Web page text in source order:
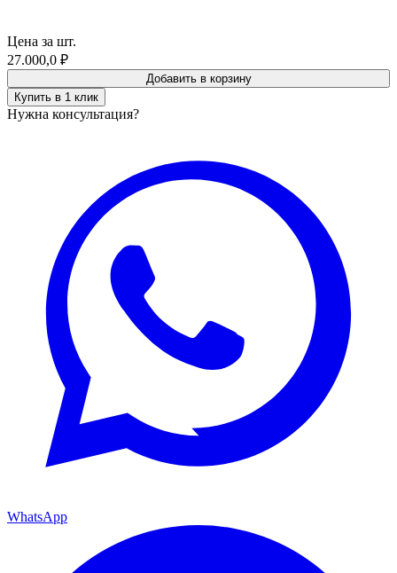
Цена за шт.
27.000,0 ₽
Добавить в корзину
Купить в 1 клик
Нужна консультация?
WhatsApp